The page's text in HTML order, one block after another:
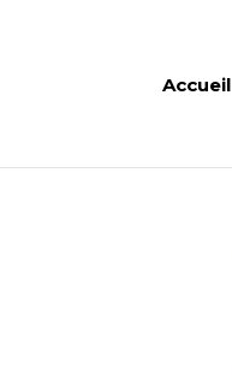
Accueil